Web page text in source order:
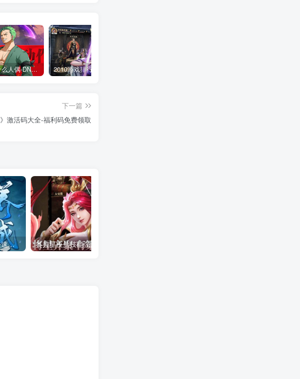
30级用什么人偶-DNF新手升级人偶选择指南
下一篇
》激活码大全-福利码免费领取
《风云传世》新手必看-快速升级攻略